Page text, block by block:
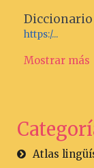
Diccionario
https:/...
Mostrar más
Atlas